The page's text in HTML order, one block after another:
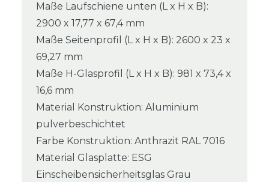
Maße Laufschiene unten (L x H x B):
2900 x 17,77 x 67,4 mm
Maße Seitenprofil (L x H x B): 2600 x 23 x
69,27 mm
Maße H-Glasprofil (L x H x B): 981 x 73,4 x
16,6 mm
Material Konstruktion: Aluminium
pulverbeschichtet
Farbe Konstruktion: Anthrazit RAL 7016
Material Glasplatte: ESG
Einscheibensicherheitsglas Grau